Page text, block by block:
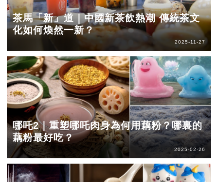
茶馬「新」道｜中國新茶飲熱潮 傳統茶文
化如何煥然一新？
2025-11-27
哪吒2｜重塑哪吒肉身為何用藕粉？哪裏的
藕粉最好吃？
2025-02-26